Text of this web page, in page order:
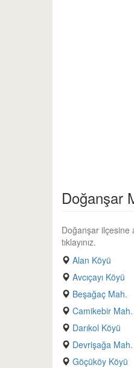
Doğanşar
Doğanşar ilçesine
tıklayınız.
Alan Köyü
Avcıçayı Köyü
Beşağaç Mah.
Camikebir Mah.
Darıkol Köyü
Devrişağa Mah.
Göçüköy Köyü